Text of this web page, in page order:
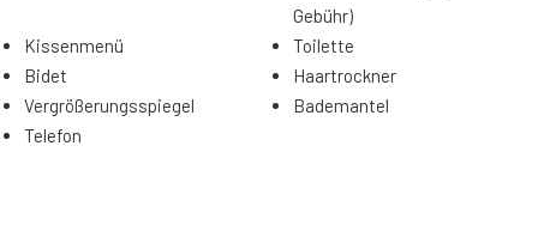
Gebühr)
Kissenmenü
Toilette
Bidet
Haartrockner
Vergrößerungsspiegel
Bademantel
Telefon